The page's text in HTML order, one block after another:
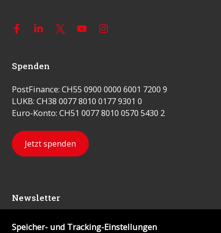
Spenden
PostFinance: CH55 0900 0000 6001 7200 9
LUKB: CH38 0077 8010 0177 9301 0
Euro-Konto: CH51 0077 8010 0570 5430 2
Jetzt spenden
Newsletter
Abonnieren
Speicher- und Tracking-Einstellungen